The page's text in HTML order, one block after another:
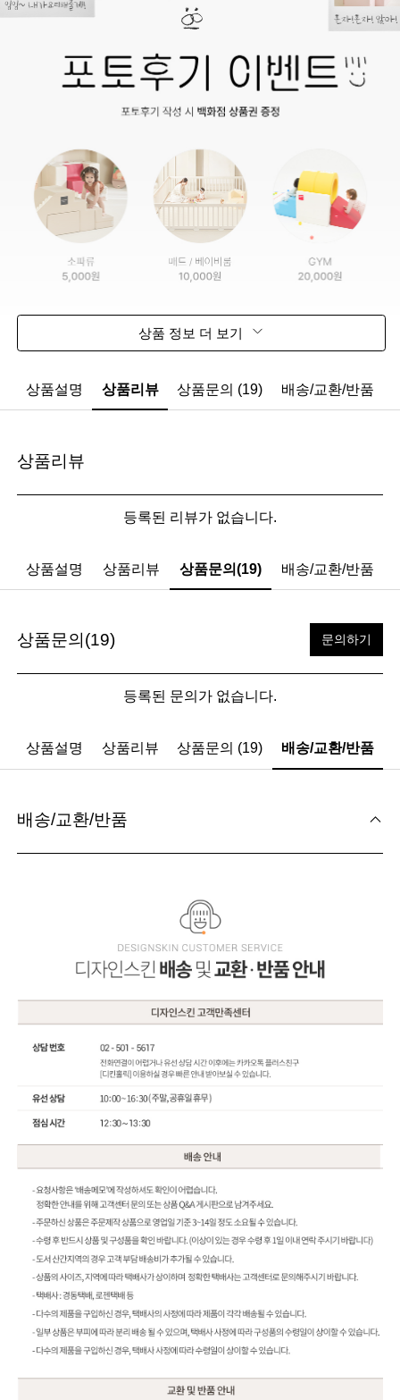
상품 정보 더 보기
상품설명 상품리뷰 상품문의 (19) 배송/교환/반품
상품리뷰
등록된 리뷰가 없습니다.
상품설명 상품리뷰 상품문의(19) 배송/교환/반품
상품문의(19) 문의하기
등록된 문의가 없습니다.
상품설명 상품리뷰 상품문의 (19) 배송/교환/반품
배송/교환/반품